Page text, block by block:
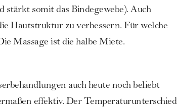
somit das Bindegewebe). Auch
Hautstruktur zu verbessern. Für welche
Massage ist die halbe Miete.
auch heute noch beliebt
effektiv. Der Temperaturunterschied